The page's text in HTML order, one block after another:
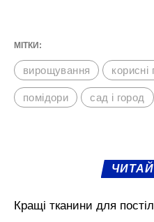
МІТКИ:
вирощування корисні
помідори сад і город
Кращі тканини для